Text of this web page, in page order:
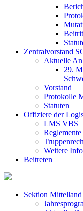
Zentralvorstand
Aktuelle
29.
Vorstand
Protokolle
Statuten
Offiziere der
LMS VBS
Reglemente
Weitere
Beitreten
Sektion Mittelland